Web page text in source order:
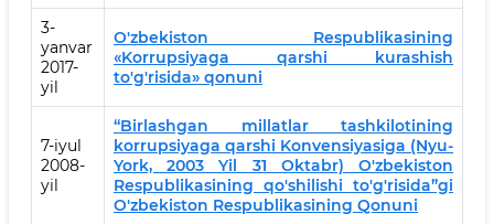
3-
yanvar
2017-
yil
O'zbekiston Respublikasining
«Korrupsiyaga qarshi kurashish
to'g'risida» qonuni
7-iyul
2008-
yil
“Birlashgan millatlar tashkilotining
korrupsiyaga qarshi Konvensiyasiga (Nyu-
York, 2003 Yil 31 Oktabr) O'zbekiston
Respublikasining qo'shilishi to'g'risida”gi
O'zbekiston Respublikasining Qonuni